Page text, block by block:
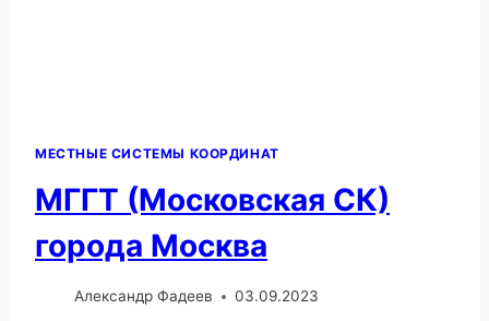
МЕСТНЫЕ СИСТЕМЫ КООРДИНАТ
МГГТ (Московская СК)
города Москва
Александр Фадеев 03.09.2023